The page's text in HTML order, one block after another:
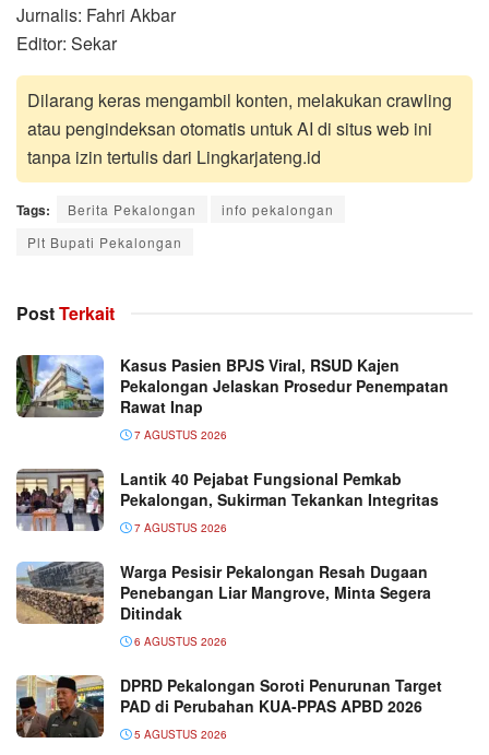
Jurnalis: Fahri Akbar
Editor: Sekar
Dilarang keras mengambil konten, melakukan crawling
atau pengindeksan otomatis untuk AI di situs web ini
tanpa izin tertulis dari Lingkarjateng.id
Tags: Berita Pekalongan
info pekalongan
Plt Bupati Pekalongan
PostTerkait
Kasus Pasien BPJS Viral, RSUD Kajen
Pekalongan Jelaskan Prosedur Penempatan
Rawat Inap
7 AGUSTUS 2026
Lantik 40 Pejabat Fungsional Pemkab
Pekalongan, Sukirman Tekankan Integritas
7 AGUSTUS 2026
Warga Pesisir Pekalongan Resah Dugaan
Penebangan Liar Mangrove, Minta Segera
Ditindak
6 AGUSTUS 2026
DPRD Pekalongan Soroti Penurunan Target
PAD di Perubahan KUA-PPAS APBD 2026
5 AGUSTUS 2026